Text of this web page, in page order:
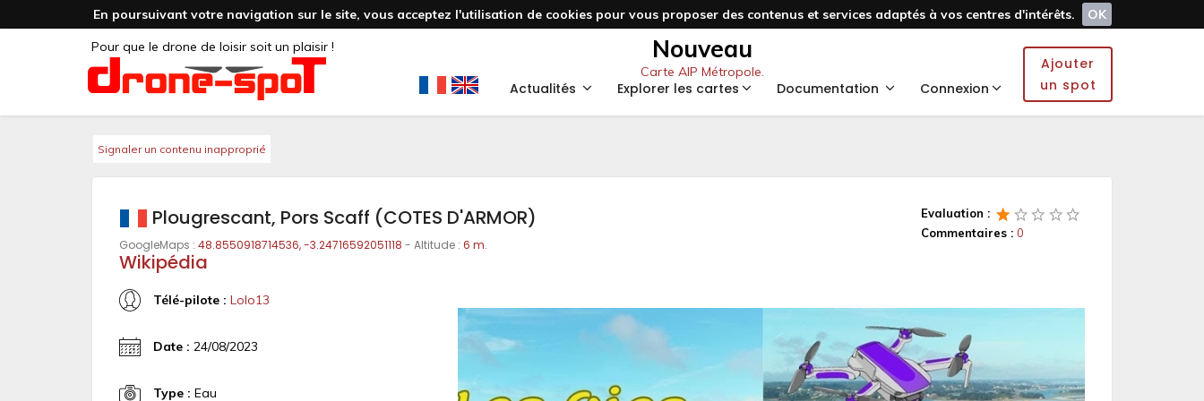
En poursuivant votre navigation sur le site, vous acceptez l'utilisation de cookies pour vous proposer des contenus et services adaptés à vos centres d'intérêts.
OK
Pour que le drone de loisir soit un plaisir !
Nouveau
Carte AIP Métropole.
Actualités Explorer les cartes Documentation Connexion
Ajouter
un spot
Signaler un contenu inapproprié
Evaluation :
Commentaires : 0
Plougrescant, Pors Scaff (COTES D'ARMOR)
GoogleMaps : 48.8550918714536, -3.24716592051118 - Altitude : 6 m.
Wikipédia
Télé-pilote : Lolo13
Date : 24/08/2023
Type : Eau